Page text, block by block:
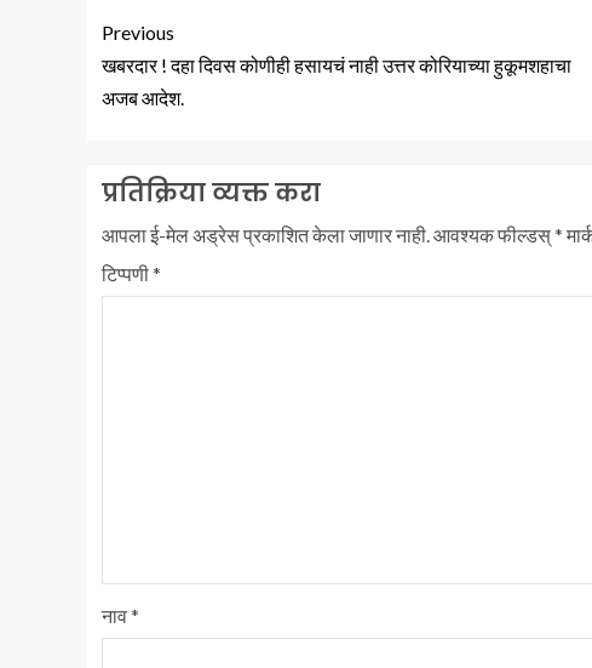
Previous
खबरदार ! दहा दिवस कोणीही हसायचं नाही उत्तर कोरियाच्या हुकूमशहाचा
अजब आदेश.
प्रतिक्रिया व्यक्त करा
आपला ई-मेल अड्रेस प्रकाशित केला जाणार नाही.आवश्यक फील्डस्*
टिप्पणी*
नाव*